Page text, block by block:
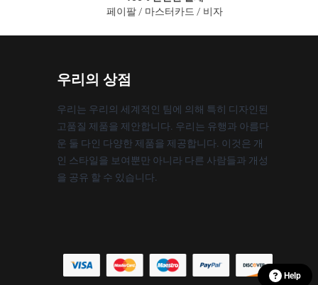
페이팔 / 마스터카드 / 비자
우리의 상점
우리는 우리의 세계적인 팀에 의해 특히 디자인된
고품질 제품을 제안합니다. 우리는 유행과 아름다
운 둘 다인 다양한 제품을 제공합니다. 이것은 개
인 스타일을 보여뿐만 아니라 다른 사람들과 개성
을 공유 할 수 있습니다.
Help